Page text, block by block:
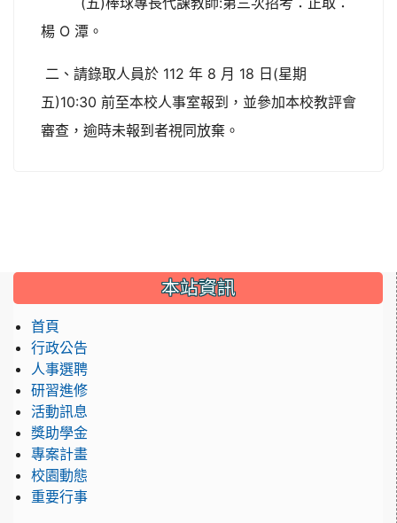
楊 O 潭。
二、請錄取人員於 112 年 8 月 18 日(星期
五)10:30 前至本校人事室報到，並參加本校教評會
審查，逾時未報到者視同放棄。
::: 本站資訊
首頁
行政公告
人事選聘
研習進修
活動訊息
獎助學金
專案計畫
校園動態
重要行事